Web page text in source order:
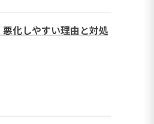
化しやすい理由と対処